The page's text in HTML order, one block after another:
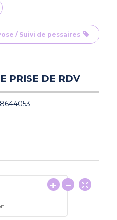
/ Suivi de pessaires
PRISE DE RDV